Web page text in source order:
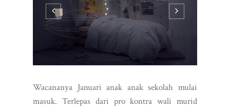
Wacananya Januari anak anak sekolah mulai
masuk. Terlepas dari pro kontra wali murid